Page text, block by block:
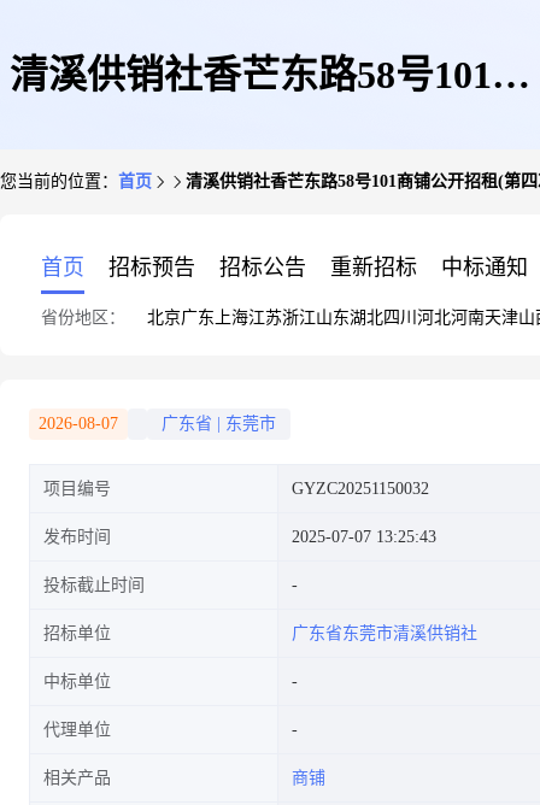
清溪供销社香芒东路58号101商
您当前的位置： 首页 清溪供销社香芒东路58号101商铺公开招租(第
首页 招标预告 招标公告 重新招标 中标通知
省份地区： 北京广东 上海江苏浙江山东湖北四川 河北河南天津山
2026-08-07 广东省 东莞市
项目编号 GYZC20251150032
发布时间 2025-07-07 13:25:43
投标截止时间
招标单位 广东省东莞市清溪供销社
中标单位
代理单位
相关产品 商铺